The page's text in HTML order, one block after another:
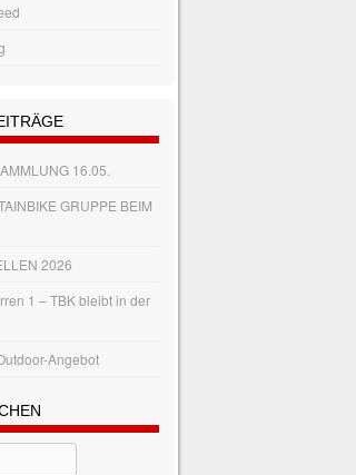
16.05.
GRUPPE BEIM
2026
1 – TBK bleibt in der
Angebot